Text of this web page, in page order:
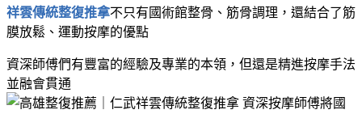
祥雲傳統整復推拿不只有國術館整骨、筋骨調理，還結合了筋
膜放鬆、運動按摩的優點
資深師傅們有豐富的經驗及專業的本領，但還是精進按摩手法
並融會貫通